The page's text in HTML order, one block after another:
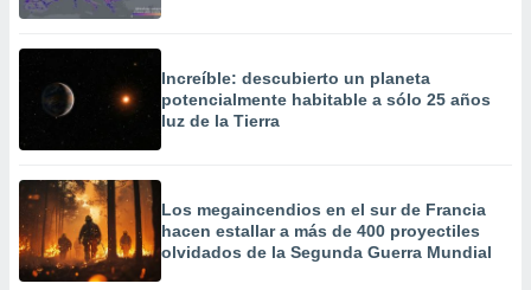
Increíble: descubierto un planeta
potencialmente habitable a sólo 25 años
luz de la Tierra
Los megaincendios en el sur de Francia
hacen estallar a más de 400 proyectiles
olvidados de la Segunda Guerra Mundial